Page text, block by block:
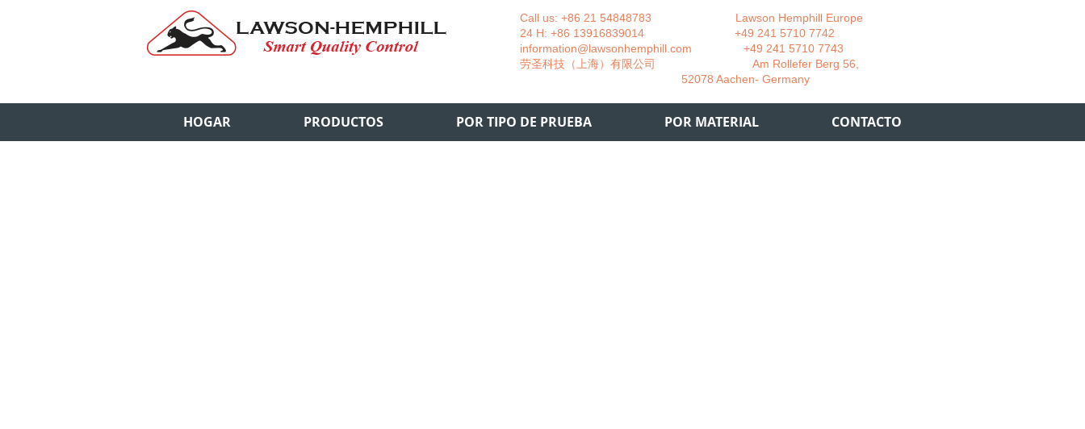
Call us: +86 21 54848783 Lawson Hemphill Europe
24 H: +86 13916839014 +49 241 5710 7742
information@lawsonhemphill.com +49 241 5710 7743
​劳圣科技（上海）有限公司 Am Rollefer Berg 56,
52078 Aachen- Germany
HOGAR PRODUCTOS POR TIPO DE PRUEBA POR MATERIAL CONTACTO